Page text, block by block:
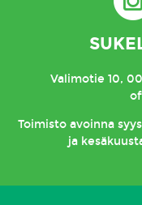
Valimotie 10,
Toimistoavoinna
ja